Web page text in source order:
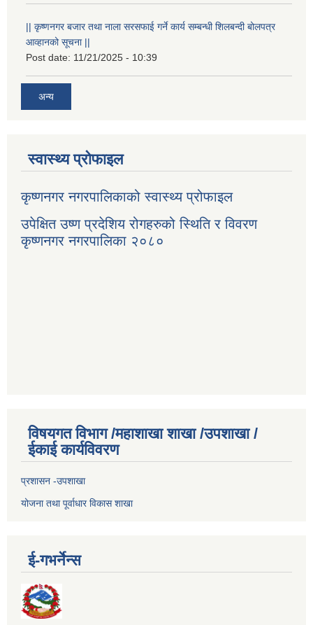
|| कृष्णनगर बजार तथा नाला सरसफाई गर्ने कार्य सम्बन्धी शिलबन्दी बोलपत्र
आव्हानको सूचना ||
Post date: 11/21/2025 - 10:39
अन्य
स्वास्थ्य प्रोफाइल
कृष्णनगर नगरपालिकाको स्वास्थ्य प्रोफाइल
उपेक्षित उष्ण प्रदेशिय रोगहरुको स्थिति र विवरण
कृष्णनगर नगरपालिका २०८०
विषयगत विभाग /महाशाखा शाखा /उपशाखा /
ईकाई कार्यविवरण
प्रशासन -उपशाखा
योजना तथा पूर्वाधार विकास शाखा
ई-गभर्नेन्स